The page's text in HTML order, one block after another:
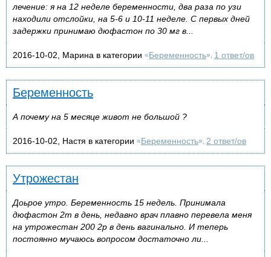
лечение: я на 12 неделе беременности, два раза по узи
находили отслойки, на 5-6 и 10-11 неделе. С первых дней
задержки принимаю дюфастон по 30 мг в...
2016-10-02, Марина в категории «Беременность», 1 ответ/ов
Беременность
А почему на 5 месяце живот не большой ?
2016-10-02, Настя в категории «Беременность», 2 ответ/ов
Утрожестан
Доьрое утро. Беременность 15 недель. Принимала
дюфастон 2т в день, недавно врач плавно перевела меня
на утрожестан 200 2р в день вагинально. И теперь
постоянно мучаюсь вопросом достаточно ли...